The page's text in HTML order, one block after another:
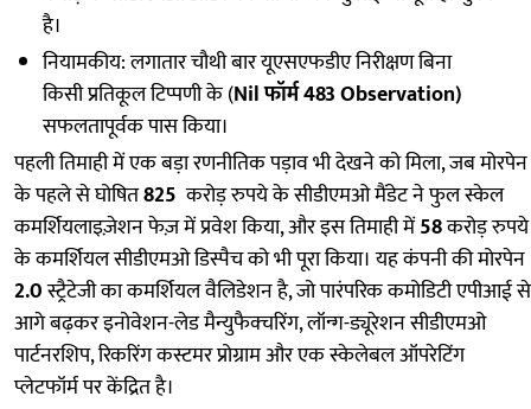
है।
नियामकीय: लगातार चौथी बार यूएसएफडीए निरीक्षण बिना
किसी प्रतिकूल टिप्पणी के (Nil फॉर्म 483 Observation)
सफलतापूर्वक पास किया।
पहली तिमाही में एक बड़ा रणनीतिक पड़ाव भी देखने को मिला, जब मोरपेन
के पहले से घोषित825 करोड़ रुपये के सीडीएमओ मैंडेट ने फुल स्केल
कमर्शियलाइज़ेशन फेज़ में प्रवेश किया, और इस तिमाही में58करोड़ रुपये
के कमर्शियल सीडीएमओ डिस्पैच को भी पूरा किया। यह कंपनी की मोरपेन
2.0स्ट्रैटेजी का कमर्शियल वैलिडेशन है, जो पारंपरिक कमोडिटी एपीआई से
आगे बढ़कर इनोवेशन-लेड मैन्युफैक्चरिंग, लॉन्ग-ड्यूरेशन सीडीएमओ
पार्टनरशिप, रिकरिंग कस्टमर प्रोग्राम और एक स्केलेबल ऑपरेटिंग
प्लेटफॉर्म पर केंद्रित है।